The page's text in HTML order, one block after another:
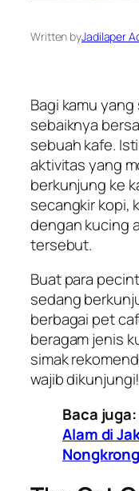
Written byJadilaper
Bagi kamu
sebaiknya
sebuah kafe.
aktivitas yang
berkunjung ke
secangkir kopi,
dengan kucing
tersebut.
Buat para
sedang
berbagai pet
beragam jenis
simak
wajib dikunjungi!
Baca juga:
Alam di